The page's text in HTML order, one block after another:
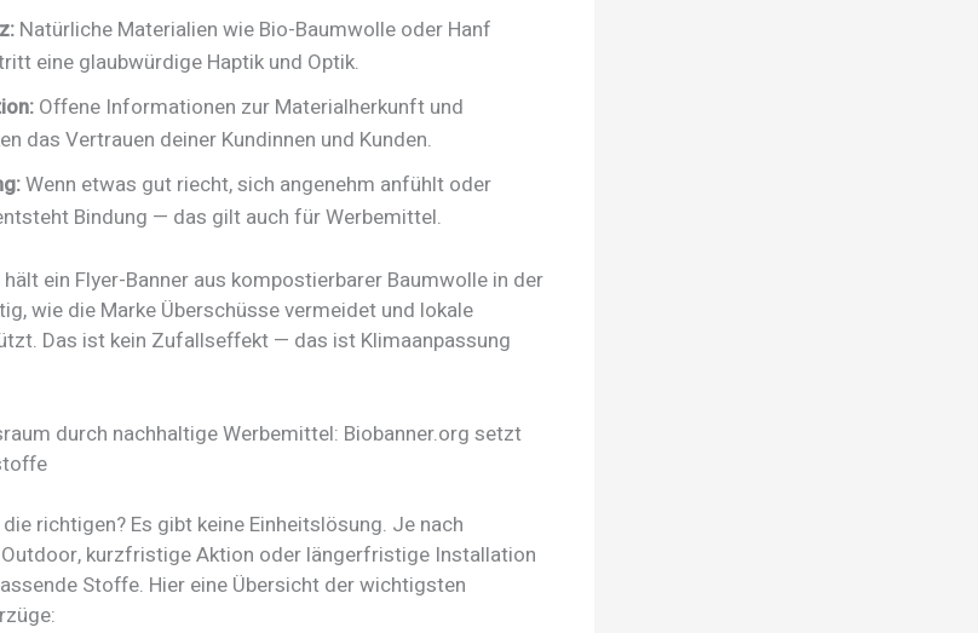
Natürliche Materialien wie Bio-Baumwolle oder Hanf
eine glaubwürdige Haptik und Optik.
Offene Informationen zur Materialherkunft und
das Vertrauen deiner Kundinnen und Kunden.
Wenn etwas gut riecht, sich angenehm anfühlt oder
Bindung — das gilt auch für Werbemittel.
ein Flyer-Banner aus kompostierbarer Baumwolle in der
wie die Marke Überschüsse vermeidet und lokale
Das ist kein Zufallseffekt — das ist Klimaanpassung
durch nachhaltige Werbemittel: Biobanner.org setzt
richtigen? Es gibt keine Einheitslösung. Je nach
kurzfristige Aktion oder längerfristige Installation
Stoffe. Hier eine Übersicht der wichtigsten